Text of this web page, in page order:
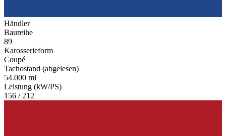
Händler
Baureihe
89
Karosserieform
Coupé
Tachostand (abgelesen)
54.000 mi
Leistung (kW/PS)
156 / 212